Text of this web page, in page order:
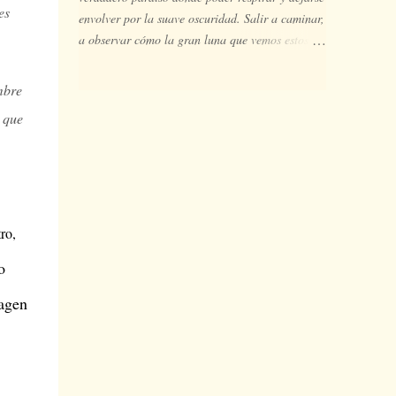
por tanto, nada en él sucede de forma "natural",
sino que debe elaborar los significados que cada
realidad le impone, tanto la muerte como el
envolver por la suave oscuridad. Salir a caminar,
a observar cómo la gran luna que vemos estos